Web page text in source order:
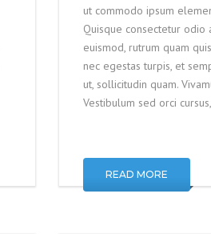
ut commodo ipsum
Quisque consectetur odio
euismod, rutrum quam
nec egestas turpis, et
ut, sollicitudin quam.
Vestibulum sed orci
READ MORE